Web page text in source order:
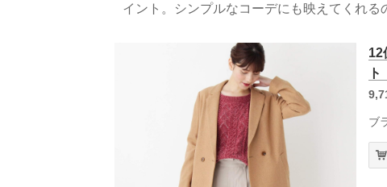
イント。シンプルなコーデにも映えてくれる
12
ト
ブ